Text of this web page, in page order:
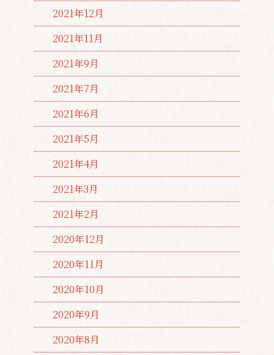
2021年12月
2021年11月
2021年9月
2021年7月
2021年6月
2021年5月
2021年4月
2021年3月
2021年2月
2020年12月
2020年11月
2020年10月
2020年9月
2020年8月